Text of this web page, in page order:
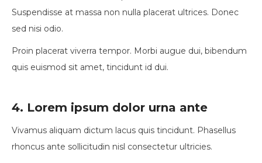
Suspendisse at massa non nulla placerat ultrices. Donec
sed nisi odio.
Proin placerat viverra tempor. Morbi augue dui, bibendum
quis euismod sit amet, tincidunt id dui.
4. Lorem ipsum dolor urna ante
Vivamus aliquam dictum lacus quis tincidunt. Phasellus
rhoncus ante sollicitudin nisl consectetur ultricies.